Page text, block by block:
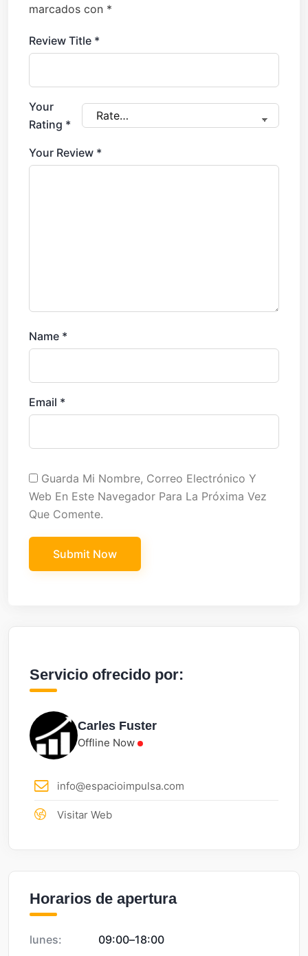
marcados con *
Review Title *
Your
Rating *
Your Review *
Name *
Email *
Guarda Mi Nombre, Correo Electrónico Y
Web En Este Navegador Para La Próxima Vez
Que Comente.
Servicio ofrecido por:
Carles Fuster
Offline Now
info@espacioimpulsa.com
Visitar Web
Horarios de apertura
lunes: 09:00–18:00